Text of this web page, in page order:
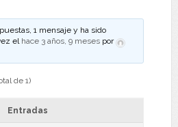
1 mensaje y ha sido
el hace 3 años, 9 meses por
de 1)
Entradas